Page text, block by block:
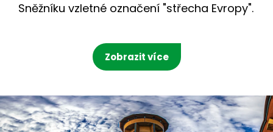
Sněžníku vzletné označení "střecha Evropy".
Zobrazit více